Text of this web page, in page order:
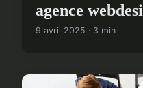
agence
9 avril 2025 · 3 min